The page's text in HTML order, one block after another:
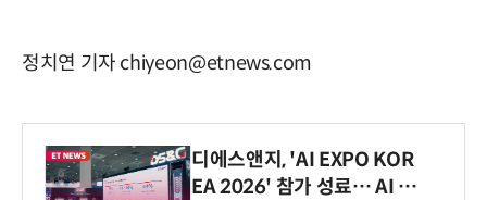
정치연 기자 chiyeon@etnews.com
디에스앤지, 'AI EXPO KOR
EA 2026' 참가 성료… AI 전